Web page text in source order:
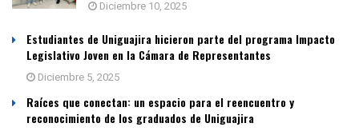
Diciembre 10, 2025
Estudiantes de Uniguajira hicieron parte del programa Impacto
Legislativo Joven en la Cámara de Representantes
Diciembre 5, 2025
Raíces que conectan: un espacio para el reencuentro y
reconocimiento de los graduados de Uniguajira